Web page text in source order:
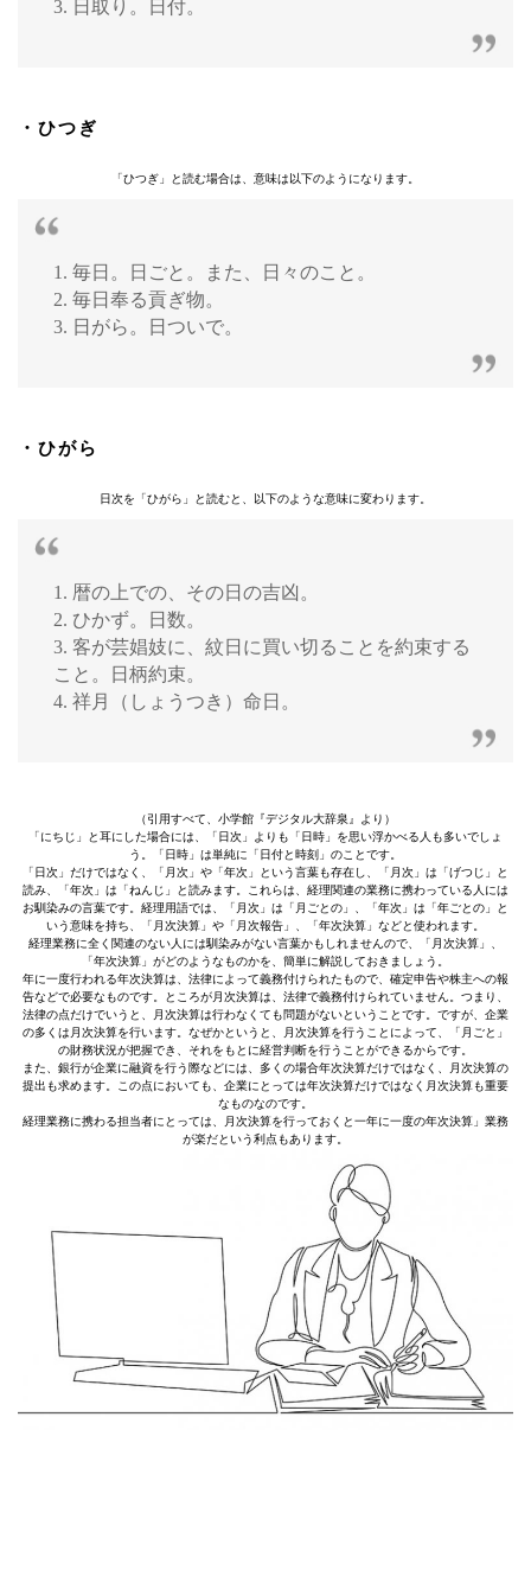
3. 日取り。日付。
・ひつぎ
「ひつぎ」と読む場合は、意味は以下のようになります。
1. 毎日。日ごと。また、日々のこと。
2. 毎日奉る貢ぎ物。
3. 日がら。日ついで。
・ひがら
日次を「ひがら」と読むと、以下のような意味に変わります。
1. 暦の上での、その日の吉凶。
2. ひかず。日数。
3. 客が芸娼妓に、紋日に買い切ることを約束する
こと。日柄約束。
4. 祥月（しょうつき）命日。
（引用すべて、小学館『デジタル大辞泉』より）
「にちじ」と耳にした場合には、「日次」よりも「日時」を思い浮かべる人も多いでしょ
う。「日時」は単純に「日付と時刻」のことです。
「日次」だけではなく、「月次」や「年次」という言葉も存在し、「月次」は「げつじ」と
読み、「年次」は「ねんじ」と読みます。これらは、経理関連の業務に携わっている人には
お馴染みの言葉です。経理用語では、「月次」は「月ごとの」、「年次」は「年ごとの」と
いう意味を持ち、「月次決算」や「月次報告」、「年次決算」などと使われます。
経理業務に全く関連のない人には馴染みがない言葉かもしれませんので、「月次決算」、
「年次決算」がどのようなものかを、簡単に解説しておきましょう。
年に一度行われる年次決算は、法律によって義務付けられたもので、確定申告や株主への報
告などで必要なものです。ところが月次決算は、法律で義務付けられていません。つまり、
法律の点だけでいうと、月次決算は行わなくても問題がないということです。ですが、企業
の多くは月次決算を行います。なぜかというと、月次決算を行うことによって、「月ごと」
の財務状況が把握でき、それをもとに経営判断を行うことができるからです。
また、銀行が企業に融資を行う際などには、多くの場合年次決算だけではなく、月次決算の
提出も求めます。この点においても、企業にとっては年次決算だけではなく月次決算も重要
なものなのです。
経理業務に携わる担当者にとっては、月次決算を行っておくと一年に一度の年次決算」業務
が楽だという利点もあります。